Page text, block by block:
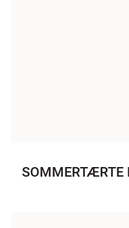
SOMMERTÆRTE